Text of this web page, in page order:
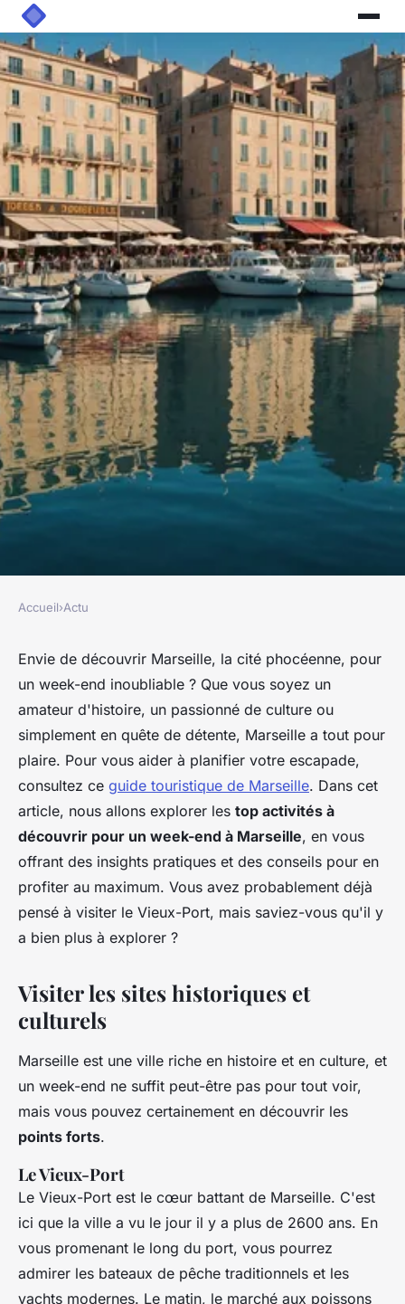
Top activités à découvrir pour
un week-end à marseille
Juliette•27 janvier 2025•9 min de lecture
Accueil›Actu
Envie de découvrir Marseille, la cité phocéenne, pour
un week-end inoubliable ? Que vous soyez un
amateur d'histoire, un passionné de culture ou
simplement en quête de détente, Marseille a tout pour
plaire. Pour vous aider à planifier votre escapade,
consultez ce guide touristique de Marseille. Dans cet
article, nous allons explorer les top activités à
découvrir pour un week-end à Marseille, en vous
offrant des insights pratiques et des conseils pour en
profiter au maximum. Vous avez probablement déjà
pensé à visiter le Vieux-Port, mais saviez-vous qu'il y
a bien plus à explorer ?
Visiter les sites historiques et
culturels
Marseille est une ville riche en histoire et en culture, et
un week-end ne suffit peut-être pas pour tout voir,
mais vous pouvez certainement en découvrir les
points forts.
Le Vieux-Port
Le Vieux-Port est le cœur battant de Marseille. C'est
ici que la ville a vu le jour il y a plus de 2600 ans. En
vous promenant le long du port, vous pourrez
admirer les bateaux de pêche traditionnels et les
yachts modernes. Le matin, le marché aux poissons